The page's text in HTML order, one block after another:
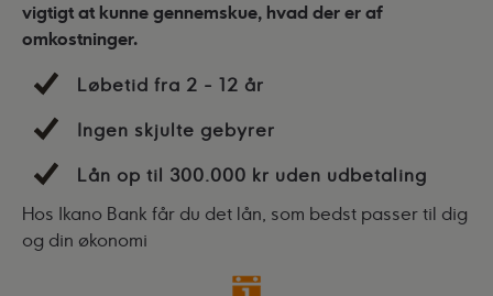
vigtigt at kunne gennemskue, hvad der er af
omkostninger.
Løbetid fra 2 - 12 år
Ingen skjulte gebyrer
Lån op til 300.000 kr uden udbetaling
Hos Ikano Bank får du det lån, som bedst passer til dig
og din økonomi